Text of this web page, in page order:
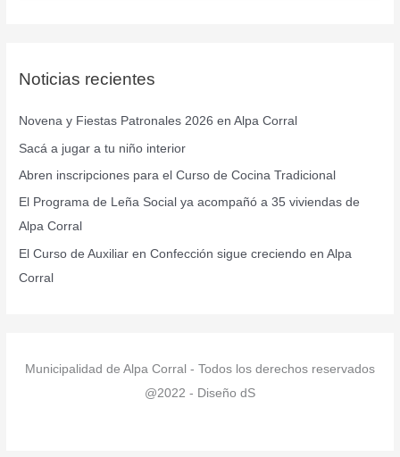
a
p
o
r
:
Noticias recientes
Novena y Fiestas Patronales 2026 en Alpa Corral
Sacá a jugar a tu niño interior
Abren inscripciones para el Curso de Cocina Tradicional
El Programa de Leña Social ya acompañó a 35 viviendas de
Alpa Corral
El Curso de Auxiliar en Confección sigue creciendo en Alpa
Corral
Municipalidad de Alpa Corral - Todos los derechos reservados
@2022 - Diseño dS